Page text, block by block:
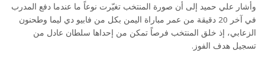
وأشار علي حميد إلى أن صورة المنتخب تغيّرت نوعاً ما عندما دفع المدرب
في آخر 20 دقيقة من عمر مباراة اليمن بكل من فابيو دي ليما وطحنون
الزعابي، إذ خلق المنتخب فرصاً تمكن من إحداها سلطان عادل من
تسجيل هدف الفوز.